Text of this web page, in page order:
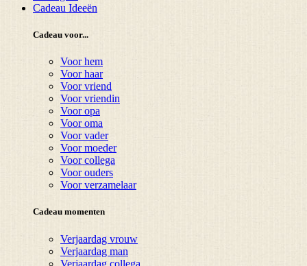
Cadeau Ideeën
Cadeau voor...
Voor hem
Voor haar
Voor vriend
Voor vriendin
Voor opa
Voor oma
Voor vader
Voor moeder
Voor collega
Voor ouders
Voor verzamelaar
Cadeau momenten
Verjaardag vrouw
Verjaardag man
Verjaardag collega